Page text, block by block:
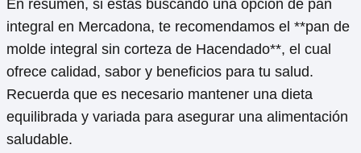
En resumen, si estás buscando una opción de pan
integral en Mercadona, te recomendamos el **pan de
molde integral sin corteza de Hacendado**, el cual
ofrece calidad, sabor y beneficios para tu salud.
Recuerda que es necesario mantener una dieta
equilibrada y variada para asegurar una alimentación
saludable.